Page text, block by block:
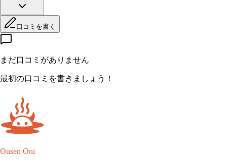
口コミを書く
まだ口コミがありません
最初の口コミを書きましょう！
Onsen Oni